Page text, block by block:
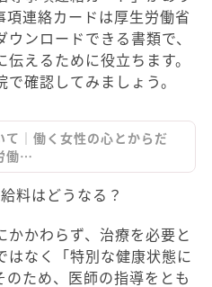
項連絡カードは厚生労働省
ンロードできる書類で、
えるために役立ちます。
確認してみましょう。
｜働く女性の心とからだ
働…
料はどうなる？
かわらず、治療を必要と
はなく「特別な健康状態に
ため、医師の指導をとも